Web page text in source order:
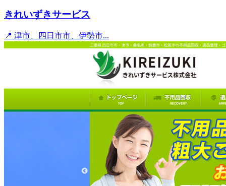
きれいずきサービス
📍 津市、四日市市、伊勢市...